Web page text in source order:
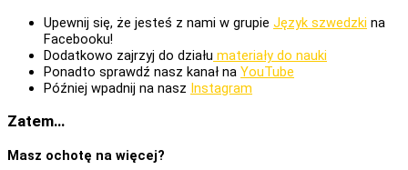
Upewnij się, że jesteś z nami w grupie Język szwedzki na
Facebooku!
Dodatkowo zajrzyj do działu materiały do nauki
Ponadto sprawdź nasz kanał na YouTube
Później wpadnij na nasz Instagram
Zatem…
Masz ochotę na więcej?